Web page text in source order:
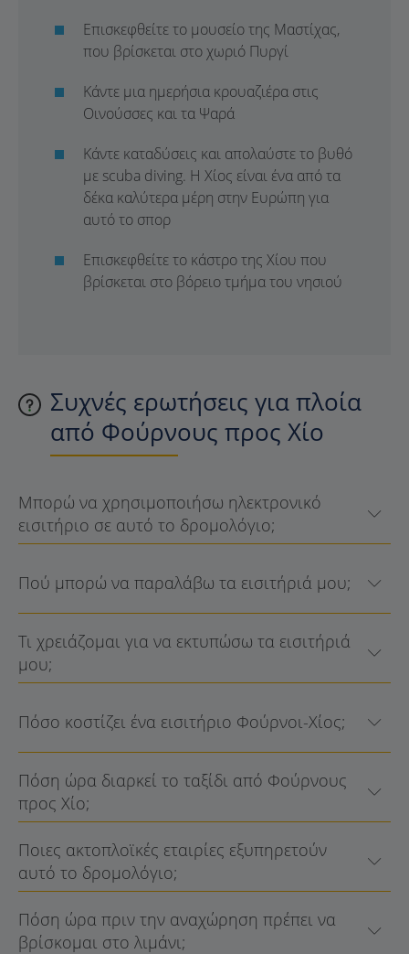
Επισκεφθείτε το μουσείο της Μαστίχας,
που βρίσκεται στο χωριό Πυργί
Κάντε μια ημερήσια κρουαζιέρα στις
Οινούσσες και τα Ψαρά
Κάντε καταδύσεις και απολαύστε το βυθό
με scuba diving. Η Χίος είναι ένα από τα
δέκα καλύτερα μέρη στην Ευρώπη για
αυτό το σπορ
Επισκεφθείτε το κάστρο της Χίου που
βρίσκεται στο βόρειο τμήμα του νησιού
Συχνές ερωτήσεις για πλοία
από Φούρνους προς Χίο
Μπορώ να χρησιμοποιήσω ηλεκτρονικό
εισιτήριο σε αυτό το δρομολόγιο;
Πού μπορώ να παραλάβω τα εισιτήριά μου;
Τι χρειάζομαι για να εκτυπώσω τα εισιτήριά
μου;
Πόσο κοστίζει ένα εισιτήριο Φούρνοι-Χίος;
Πόση ώρα διαρκεί το ταξίδι από Φούρνους
προς Χίο;
Ποιες ακτοπλοϊκές εταιρίες εξυπηρετούν
αυτό το δρομολόγιο;
Πόση ώρα πριν την αναχώρηση πρέπει να
βρίσκομαι στο λιμάνι;